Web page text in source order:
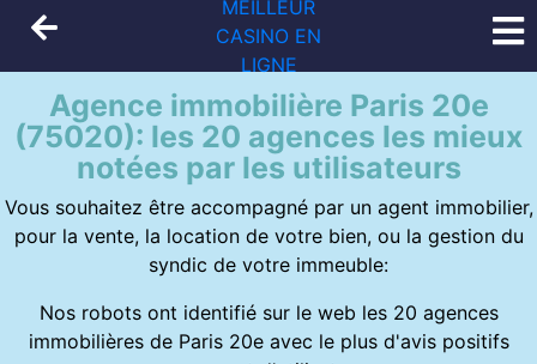
MEILLEUR
CASINO EN
LIGNE
Agence immobilière Paris 20e
(75020): les 20 agences les mieux
notées par les utilisateurs
Vous souhaitez être accompagné par un agent immobilier,
pour la vente, la location de votre bien, ou la gestion du
syndic de votre immeuble:
Nos robots ont identifié sur le web les 20 agences
immobilières de Paris 20e avec le plus d'avis positifs